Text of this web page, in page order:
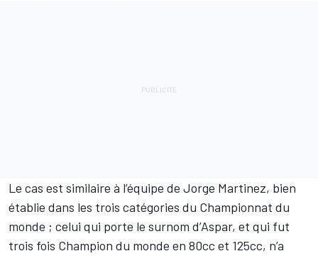
Le cas est similaire à l’équipe de Jorge Martinez, bien
établie dans les trois catégories du Championnat du
monde ; celui qui porte le surnom d’Aspar, et qui fut
trois fois Champion du monde en 80cc et 125cc, n’a